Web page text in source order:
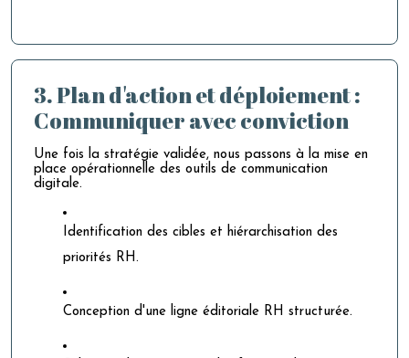
3. Plan d'action et déploiement :
Communiquer avec conviction
Une fois la stratégie validée, nous passons à la mise en
place opérationnelle des outils de communication
digitale.
Identification des cibles et hiérarchisation des
priorités RH.
Conception d'une ligne éditoriale RH structurée.